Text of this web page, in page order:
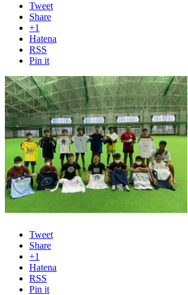
Tweet
Share
+1
Hatena
RSS
Pin it
Tweet
Share
+1
Hatena
RSS
Pin it